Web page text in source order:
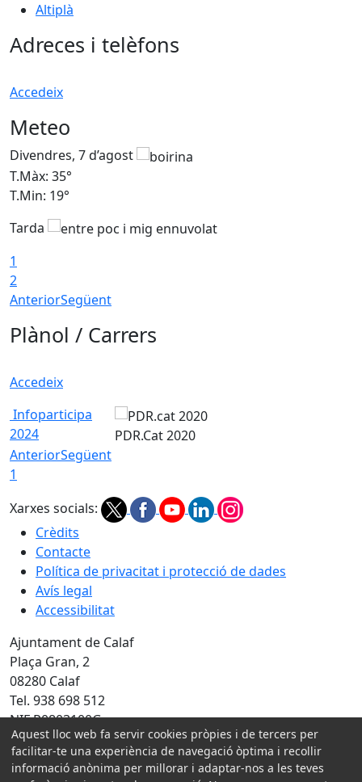
Altiplà
Adreces i telèfons
Accedeix
Meteo
Divendres, 7 d’agost
T.Màx: 35°
T.Min: 19°
Tarda
1
2
AnteriorSegüent
Plànol / Carrers
Accedeix
Infoparticipa
2024
PDR.Cat 2020
AnteriorSegüent
1
Xarxes socials:
Crèdits
Contacte
Política de privacitat i protecció de dades
Avís legal
Accessibilitat
Ajuntament de Calaf
Plaça Gran, 2
08280 Calaf
Tel. 938 698 512
NIF P0803100G
Amb la col·laboració de:
Aquest lloc web fa servir cookies pròpies i de tercers per
facilitar-te una experiència de navegació òptima i recollir
informació anònima per millorar i adaptar-nos a les teves